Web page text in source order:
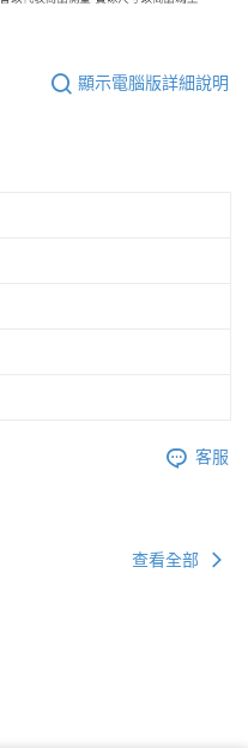
顯示電腦版詳細說明
客服
查看全部